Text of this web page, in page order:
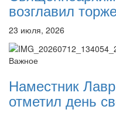
возглавил
23 июля, 2026
Важное
Наместник
отметил день